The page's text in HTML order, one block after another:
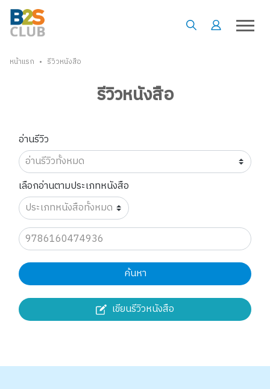
หน้าแรก • รีวิวหนังสือ
รีวิวหนังสือ
อ่านรีวิว
เลือกอ่านตามประเภทหนังสือ
ค้นหา
เขียนรีวิวหนังสือ